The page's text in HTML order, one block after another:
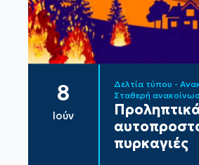
8
Ιούν
Δελτία τύπου -
Σταθερή
πυρκαγιές